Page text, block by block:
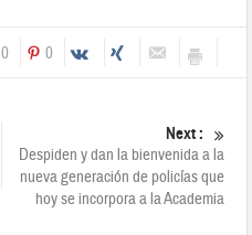
0 0
Next :
Despiden y dan la bienvenida a la
nueva generación de policías que
hoy se incorpora a la Academia